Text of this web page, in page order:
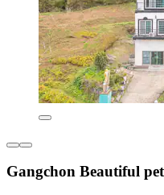
Gangchon Beautiful